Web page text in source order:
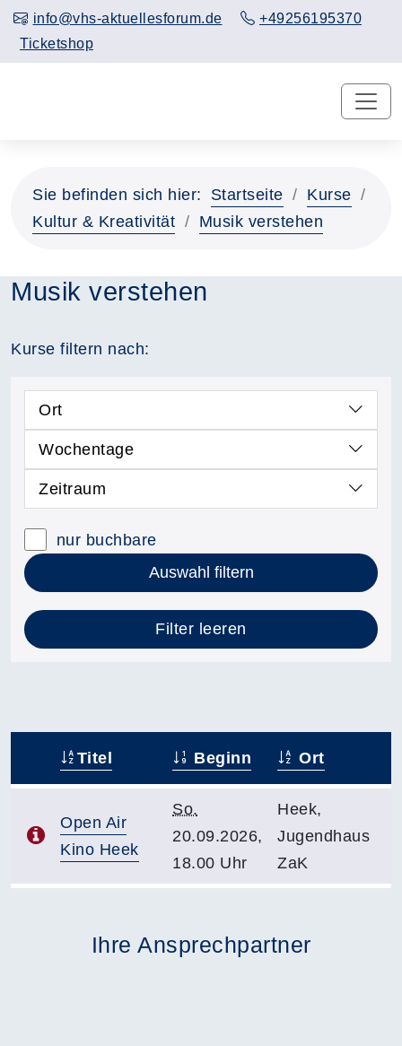
info@vhs-aktuellesforum.de
+49256195370
Ticketshop
Sie befinden sich hier: Startseite
Kurse
Kultur & Kreativität
Musik verstehen
Musik verstehen
Kurse filtern nach:
Ort
Wochentage
Zeitraum
nur buchbare
Auswahl filtern
Filter leeren
Titel Beginn Ort
Open Air
Kino Heek
So.
20.09.2026,
18.00 Uhr
Heek,
Jugendhaus
ZaK
Ihre Ansprechpartner